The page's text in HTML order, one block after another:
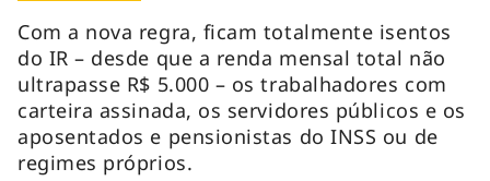
Com a nova regra, ficam totalmente isentos
do IR – desde que a renda mensal total não
ultrapasse R$ 5.000 – os trabalhadores com
carteira assinada, os servidores públicos e os
aposentados e pensionistas do INSS ou de
regimes próprios.